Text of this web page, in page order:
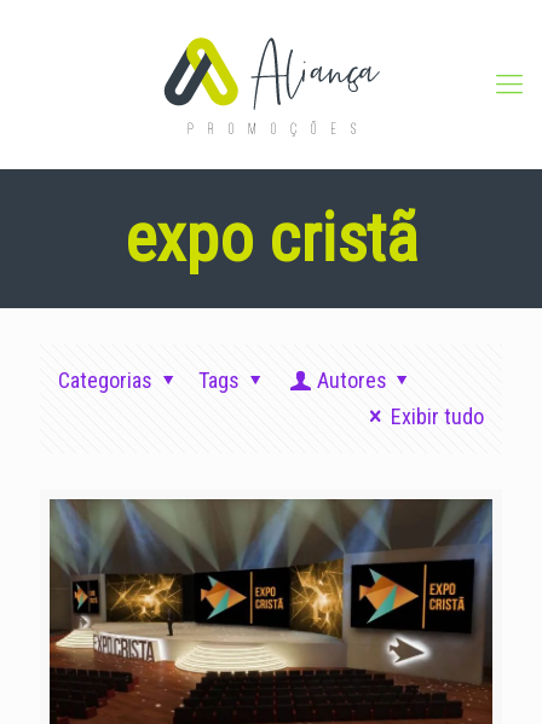
expo cristã
Categorias Tags
Autores
Exibir tudo